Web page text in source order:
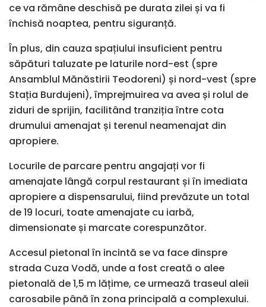
ce va rămâne deschisă pe durata zilei și va fi
închisă noaptea, pentru siguranță.
În plus, din cauza spațiului insuficient pentru
săpături taluzate pe laturile nord-est (spre
Ansamblul Mănăstirii Teodoreni) și nord-vest (spre
Stația Burdujeni), împrejmuirea va avea și rolul de
ziduri de sprijin, facilitând tranziția între cota
drumului amenajat și terenul neamenajat din
apropiere.
Locurile de parcare pentru angajați vor fi
amenajate lângă corpul restaurant și în imediata
apropiere a dispensarului, fiind prevăzute un total
de 19 locuri, toate amenajate cu iarbă,
dimensionate și marcate corespunzător.
Accesul pietonal în incintă se va face dinspre
strada Cuza Vodă, unde a fost creată o alee
pietonală de 1,5 m lățime, ce urmează traseul aleii
carosabile până în zona principală a complexului.